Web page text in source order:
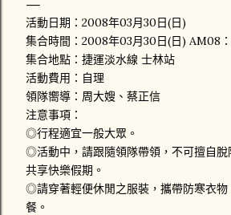
活動日期：2008年03月30日(日)
集合時間：2008年03月30日(日) AM08
集合地點：捷運淡水線 士林站
活動費用：自理
領隊嚮導：周大嫂、蔡正信
注意事項：
◎行程適宜一般大眾。
◎活動中，請跟隨領隊帶領，不可擅自脫
共享快樂假期。
◎請穿著輕便休閒之服裝，攜帶防寒衣物
餐。